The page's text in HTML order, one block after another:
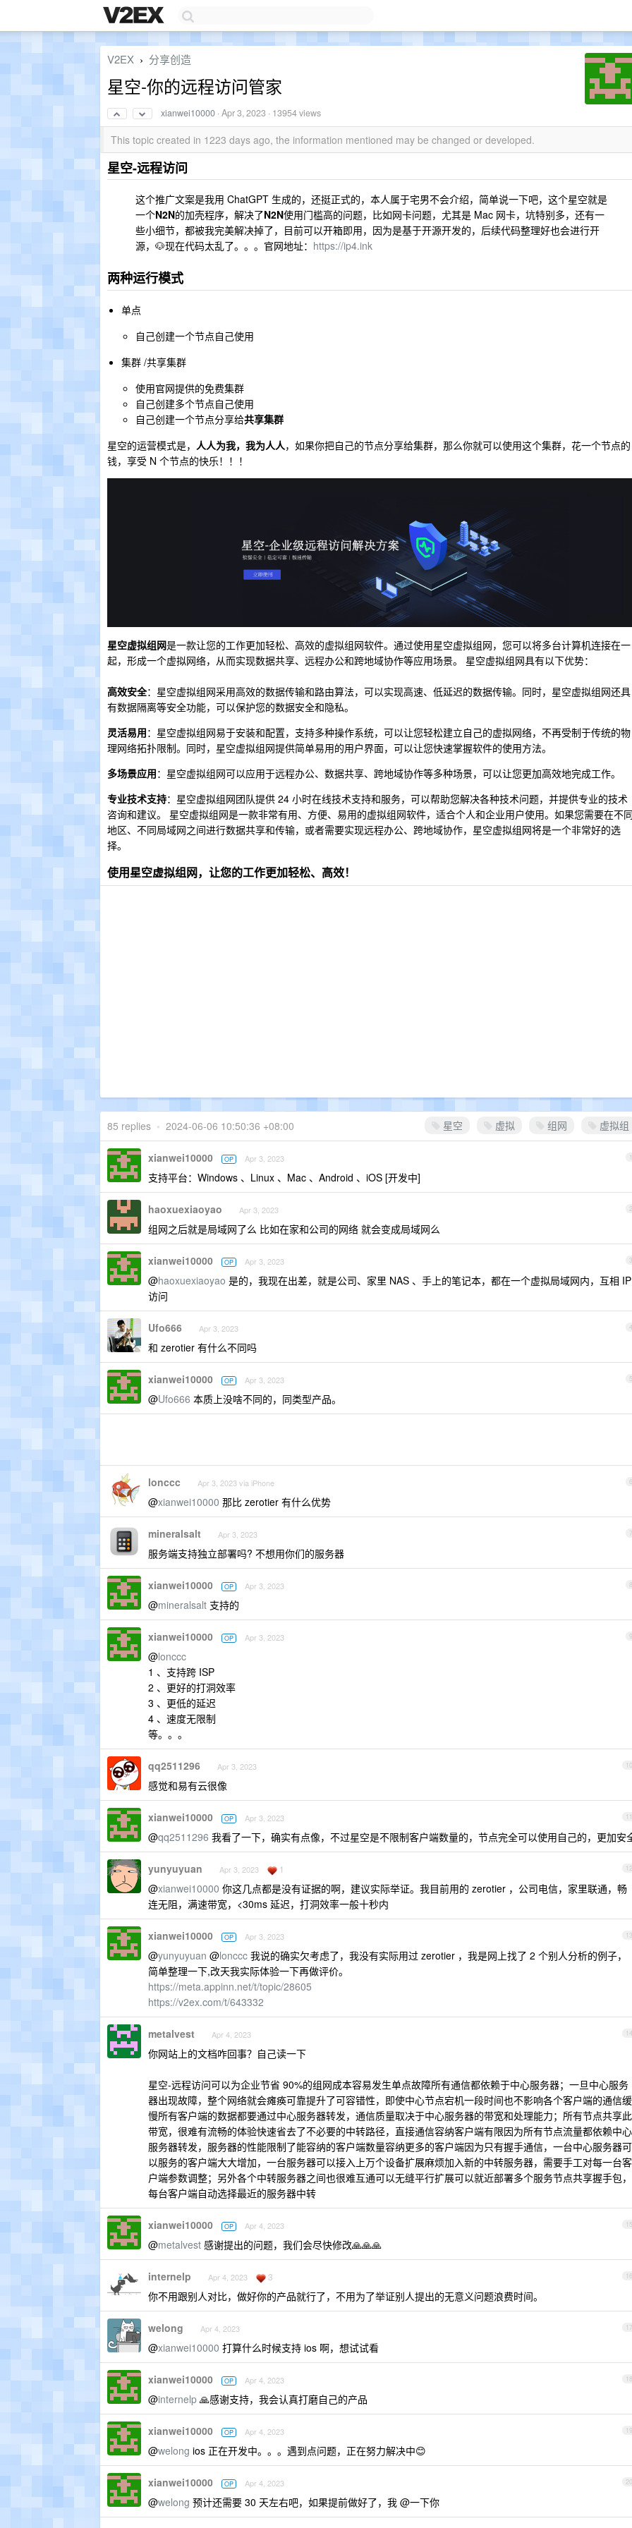
V2EX › 分享创造
星空-你的远程访问管家
xianwei10000 ·Apr 3, 2023 · 13954 views
This topic created in 1223 days ago, the information mentioned may be changed or developed.
星空-远程访问
这个推广文案是我用 ChatGPT 生成的，还挺正式的，本人属于宅男不会介绍，简单说一下吧，这个星空就是
一个N2N的加壳程序，解决了N2N使用门槛高的问题，比如网卡问题，尤其是 Mac 网卡，坑特别多，还有一
些小细节，都被我完美解决掉了，目前可以开箱即用，因为是基于开源开发的，后续代码整理好也会进行开
源，🐶现在代码太乱了。。。官网地址： https://ip4.ink
两种运行模式
单点
自己创建一个节点自己使用
集群 /共享集群
使用官网提供的免费集群
自己创建多个节点自己使用
自己创建一个节点分享给共享集群
星空的运营模式是， 人人为我，我为人人，如果你把自己的节点分享给集群，那么你就可以使用这个集群，花一个节点的
钱，享受 N 个节点的快乐！！！
星空虚拟组网是一款让您的工作更加轻松、高效的虚拟组网软件。通过使用星空虚拟组网，您可以将多台计算机连接在一
起，形成一个虚拟网络，从而实现数据共享、远程办公和跨地域协作等应用场景。 星空虚拟组网具有以下优势：
高效安全：星空虚拟组网采用高效的数据传输和路由算法，可以实现高速、低延迟的数据传输。同时，星空虚拟组网还具
有数据隔离等安全功能，可以保护您的数据安全和隐私。
灵活易用：星空虚拟组网易于安装和配置，支持多种操作系统，可以让您轻松建立自己的虚拟网络，不再受制于传统的物
理网络拓扑限制。同时，星空虚拟组网提供简单易用的用户界面，可以让您快速掌握软件的使用方法。
多场景应用：星空虚拟组网可以应用于远程办公、数据共享、跨地域协作等多种场景，可以让您更加高效地完成工作。
专业技术支持：星空虚拟组网团队提供 24 小时在线技术支持和服务，可以帮助您解决各种技术问题，并提供专业的技术
咨询和建议。 星空虚拟组网是一款非常有用、方便、易用的虚拟组网软件，适合个人和企业用户使用。如果您需要在不
地区、不同局域网之间进行数据共享和传输，或者需要实现远程办公、跨地域协作，星空虚拟组网将是一个非常好的选
择。
使用星空虚拟组网，让您的工作更加轻松、高效！
星空 虚拟 组网 虚拟组
85 replies • 2024-06-06 10:50:36 +08:00
1
xianwei10000 OP Apr 3, 2023
支持平台：Windows 、Linux 、Mac 、Android 、iOS [开发中]
2
haoxuexiaoyao Apr 3, 2023
组网之后就是局域网了么 比如在家和公司的网络 就会变成局域网么
3
xianwei10000 OP Apr 3, 2023
@haoxuexiaoyao 是的，我现在出差，就是公司、家里 NAS 、手上的笔记本，都在一个虚拟局域网内，互相 IP
访问
4
Ufo666 Apr 3, 2023
和 zerotier 有什么不同吗
5
xianwei10000 OP Apr 3, 2023
@Ufo666 本质上没啥不同的，同类型产品。
6
lonccc Apr 3, 2023 via iPhone
@xianwei10000 那比 zerotier 有什么优势
7
mineralsalt Apr 3, 2023
服务端支持独立部署吗? 不想用你们的服务器
8
xianwei10000 OP Apr 3, 2023
@mineralsalt 支持的
9
xianwei10000 OP Apr 3, 2023
@lonccc
1 、支持跨 ISP
2 、更好的打洞效率
3 、更低的延迟
4 、速度无限制
等。。。
10
qq2511296 Apr 3, 2023
感觉和易有云很像
11
xianwei10000 OP Apr 3, 2023
@qq2511296 我看了一下，确实有点像，不过星空是不限制客户端数量的，节点完全可以使用自己的，更加安
12
yunyuyuan Apr 3, 2023 1
@xianwei10000 你这几点都是没有证据的啊，建议实际举证。我目前用的 zerotier ，公司电信，家里联通，畅
连无阻，满速带宽，<30ms 延迟，打洞效率一般十秒内
13
xianwei10000 OP Apr 3, 2023
@yunyuyuan @lonccc 我说的确实欠考虑了，我没有实际用过 zerotier ，我是网上找了 2 个别人分析的例子，
简单整理一下,改天我实际体验一下再做评价。
https://meta.appinn.net/t/topic/28605
https://v2ex.com/t/643332
14
metalvest Apr 4, 2023
你网站上的文档咋回事？自己读一下
星空-远程访问可以为企业节省 90%的组网成本容易发生单点故障所有通信都依赖于中心服务器；一旦中心服务
器出现故障，整个网络就会瘫痪可靠提升了可容错性，即使中心节点宕机一段时间也不影响各个客户端的通信缓
慢所有客户端的数据都要通过中心服务器转发，通信质量取决于中心服务器的带宽和处理能力；所有节点共享此
带宽，很难有流畅的体验快速省去了不必要的中转路径，直接通信容纳客户端有限因为所有节点流量都依赖中心
服务器转发，服务器的性能限制了能容纳的客户端数量容纳更多的客户端因为只有握手通信，一台中心服务器可
以服务的客户端大大增加，一台服务器可以接入上万个设备扩展麻烦加入新的中转服务器，需要手工对每一台客
户端参数调整；另外各个中转服务器之间也很难互通可以无缝平行扩展可以就近部署多个服务节点共享握手包，
每台客户端自动选择最近的服务器中转
15
xianwei10000 OP Apr 4, 2023
@metalvest 感谢提出的问题，我们会尽快修改🙏🙏🙏
16
internelp Apr 4, 2023 3
你不用跟别人对比，做好你的产品就行了，不用为了举证别人提出的无意义问题浪费时间。
17
welong Apr 4, 2023
@xianwei10000 打算什么时候支持 ios 啊，想试试看
18
xianwei10000 OP Apr 4, 2023
@internelp 🙏感谢支持，我会认真打磨自己的产品
19
xianwei10000 OP Apr 4, 2023
@welong ios 正在开发中。。。遇到点问题，正在努力解决中😊
20
xianwei10000 OP Apr 4, 2023
@welong 预计还需要 30 天左右吧，如果提前做好了，我 @一下你